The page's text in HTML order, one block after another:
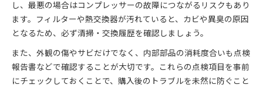
し、最悪の場合はコンプレッサーの故障につながるリスクもあり
ます。フィルターや熱交換器が汚れていると、カビや異臭の原因
となるため、必ず清掃・交換履歴を確認しましょう。
また、外観の傷やサビだけでなく、内部部品の消耗度合いも点検
報告書などで確認することが大切です。これらの点検項目を事前
にチェックしておくことで、購入後のトラブルを未然に防ぐこと